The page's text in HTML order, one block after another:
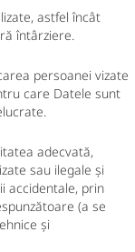
astfel încât
întârziere.
persoanei vizate
care Datele sunt
adecvată,
sau ilegale și
accidentale, prin
(a se
și